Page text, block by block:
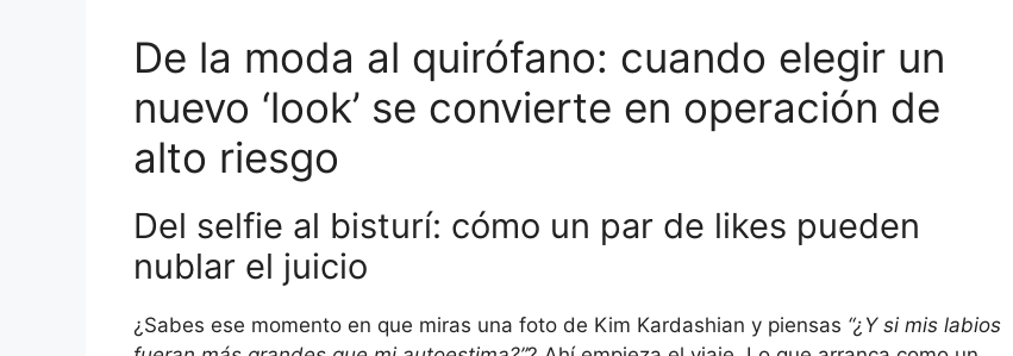
De la moda al quirófano: cuando elegir un
nuevo ‘look’ se convierte en operación de
alto riesgo
Del selfie al bisturí: cómo un par de likes pueden
nublar el juicio
¿Sabes ese momento en que miras una foto de Kim Kardashian y piensas “¿Y si mis labios